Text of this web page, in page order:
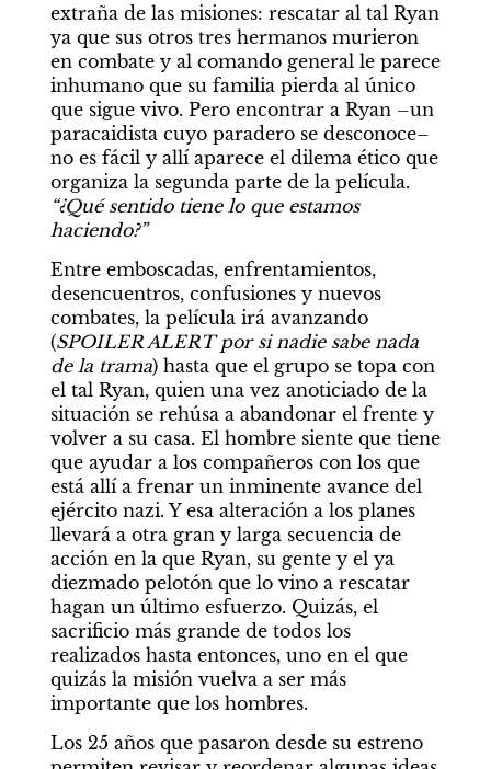
extraña de las misiones: rescatar al tal Ryan
ya que sus otros tres hermanos murieron
en combate y al comando general le parece
inhumano que su familia pierda al único
que sigue vivo. Pero encontrar a Ryan –un
paracaidista cuyo paradero se desconoce–
no es fácil y allí aparece el dilema ético que
“¿Qué sentido tiene lo que estamos
haciendo?”
Entre emboscadas, enfrentamientos,
desencuentros, confusiones y nuevos
combates, la película irá avanzando
(SPOILER ALERT por si nadie sabe nada
de la trama) hasta que el grupo se topa con
el tal Ryan, quien una vez anoticiado de la
situación se rehúsa a abandonar el frente y
volver a su casa. El hombre siente que tiene
que ayudar a los compañeros con los que
está allí a frenar un inminente avance del
ejército nazi. Y esa alteración a los planes
llevará a otra gran y larga secuencia de
acción en la que Ryan, su gente y el ya
diezmado pelotón que lo vino a rescatar
hagan un último esfuerzo. Quizás, el
sacrificio más grande de todos los
realizados hasta entonces, uno en el que
quizás la misión vuelva a ser más
importante que los hombres.
Los 25 años que pasaron desde su estreno